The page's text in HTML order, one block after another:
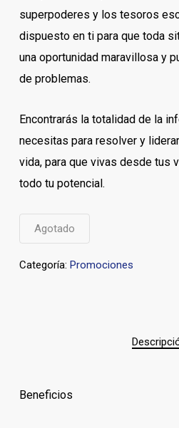
superpoderes y los tesoros
dispuesto en ti para que toda
una oportunidad maravillosa y
de problemas.
Encontrarás la totalidad de la
necesitas para resolver y
vida, para que vivas desde tus
todo tu potencial.
Agotado
Categoría: Promociones
Beneficios